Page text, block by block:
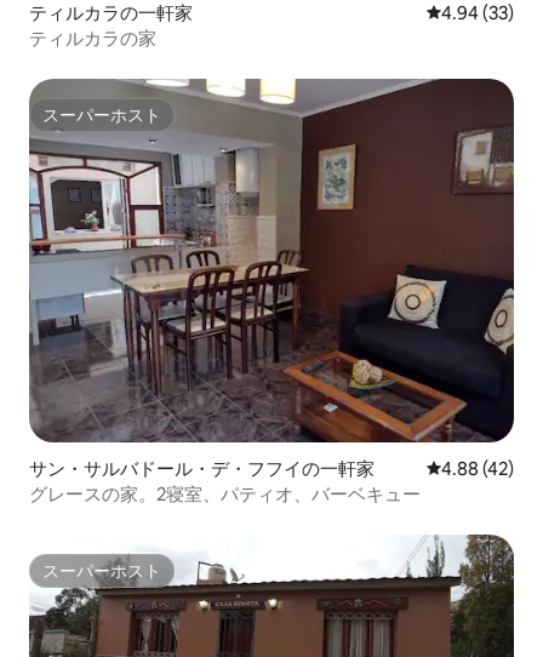
ティルカラの一軒家 レビュー33
4.94 (33)
ティルカラの家
スーパーホスト
スーパーホスト
サン・サルバドール・デ・フフイの一軒家 レビュー42
4.88 (42)
グレースの家。2寝室、パティオ、バーベキュー
スーパーホスト
スーパーホスト